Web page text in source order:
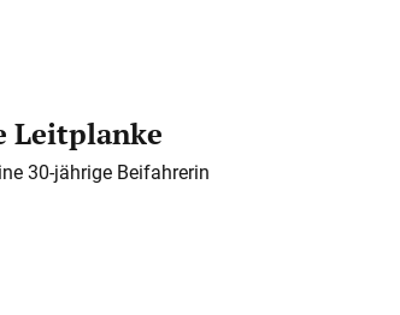
Leitplanke
30-jährige Beifahrerin